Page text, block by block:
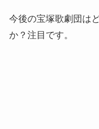
今後の宝塚歌劇団は
か？注目です。